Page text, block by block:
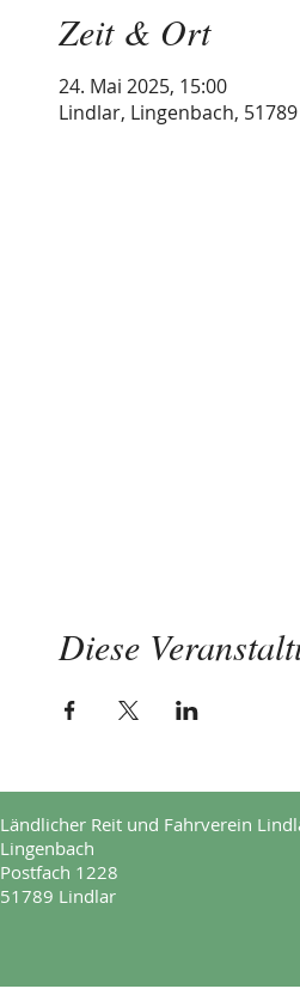
Zeit & Ort
24. Mai 2025, 15:00
Lindlar, Lingenbach,
Diese
Ländlicher Reit und Fahrverein
Lingenbach
Postfach 1228
51789 Lindlar